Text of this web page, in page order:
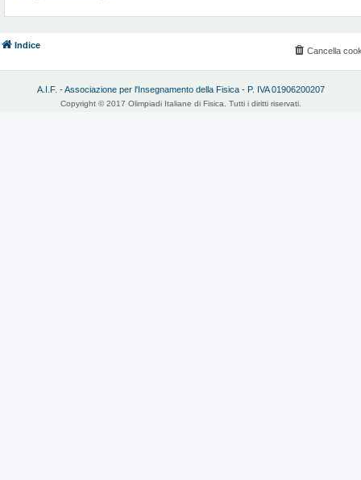
Indice
Cancella
A.I.F. - Associazione per l'Insegnamento della Fisica - P. IVA 01906200207
Copyright © 2017 Olimpiadi Italiane di Fisica. Tutti i diritti riservati.